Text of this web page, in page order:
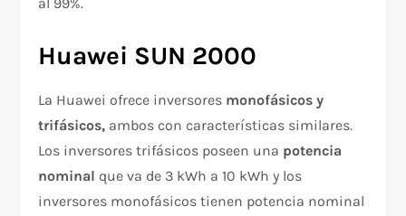
Huawei SUN 2000
La Huawei ofrece inversores monofásicos y
trifásicos, ambos con características similares.
Los inversores trifásicos poseen una potencia
nominal que va de 3 kWh a 10 kWh y los
inversores monofásicos tienen potencia nominal